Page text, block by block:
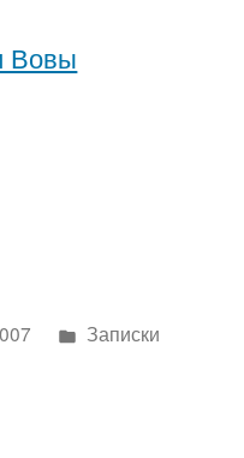
Написано
Записки